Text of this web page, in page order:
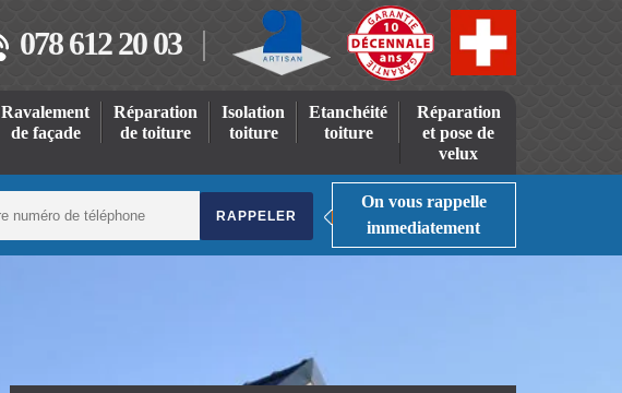
078 612 20 03
Ravalement
de façade
Réparation
de toiture
Isolation
toiture
Etanchéité
toiture
Réparation
et pose de
velux
On vous rappelle
immediatement